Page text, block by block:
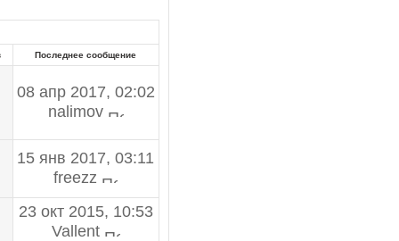
Последнее сообщение
08 апр 2017, 02:02
nalimov
15 янв 2017, 03:11
freezz
23 окт 2015, 10:53
Vallent